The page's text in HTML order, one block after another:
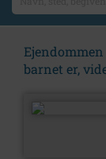
barnet er,